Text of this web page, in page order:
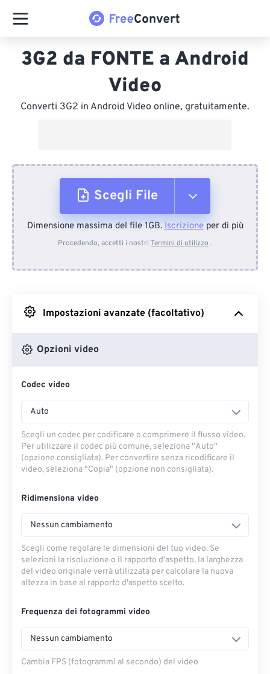
3G2 da FONTE a Android
Video
Converti 3G2 in Android Video online, gratuitamente.
Scegli File
Dal dispositivo
Da Google Drive
Dimensione massima del file 1GB.Iscrizioneper di più
Procedendo, accetti i nostri Termini di utilizzo .
Impostazioni avanzate (facoltativo)
Opzioni video
Codec video
Auto
Scegli un codec per codificare o comprimere il flusso video.
Per utilizzare il codec più comune, seleziona "Auto"
(opzione consigliata). Per convertire senza ricodificare il
video, seleziona "Copia" (opzione non consigliata).
Ridimensiona video
Nessun cambiamento
Scegli come regolare le dimensioni del tuo video. Se
selezioni la risoluzione o il rapporto d'aspetto, la larghezza
del video originale verrà utilizzata per calcolare la nuova
altezza in base al rapporto d'aspetto scelto.
Frequenza dei fotogrammi video
Nessun cambiamento
Cambia FPS (fotogrammi al secondo) del video